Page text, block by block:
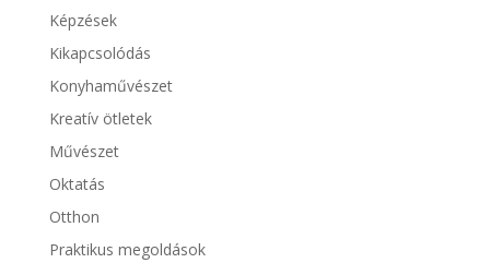
Képzések
Kikapcsolódás
Konyhaművészet
Kreatív ötletek
Művészet
Oktatás
Otthon
Praktikus megoldások